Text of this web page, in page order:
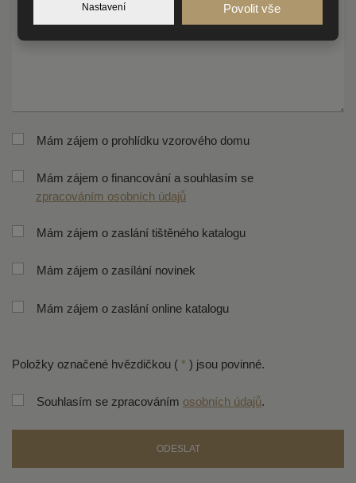
Mám zájem o prohlídku vzorového domu
Mám zájem o financování a souhlasím se
zpracováním osobních údajů
Mám zájem o zaslání tištěného katalogu
Mám zájem o zasílání novinek
Mám zájem o zaslání online katalogu
Položky označené hvězdičkou ( * ) jsou povinné.
Souhlasím se zpracováním osobních údajů.
ODESLAT
Nastavení Povolit vše